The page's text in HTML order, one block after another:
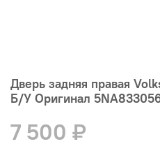
Дверь задняя правая
Б/У Оригинал
7 500 ₽